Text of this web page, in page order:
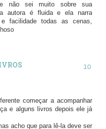
não sei muito sobre sua
autora é fluida e ela narra
facilidade todas as cenas,
começar a acompanhar
e alguns livros depois ele já
acho que para lê-la deve ser